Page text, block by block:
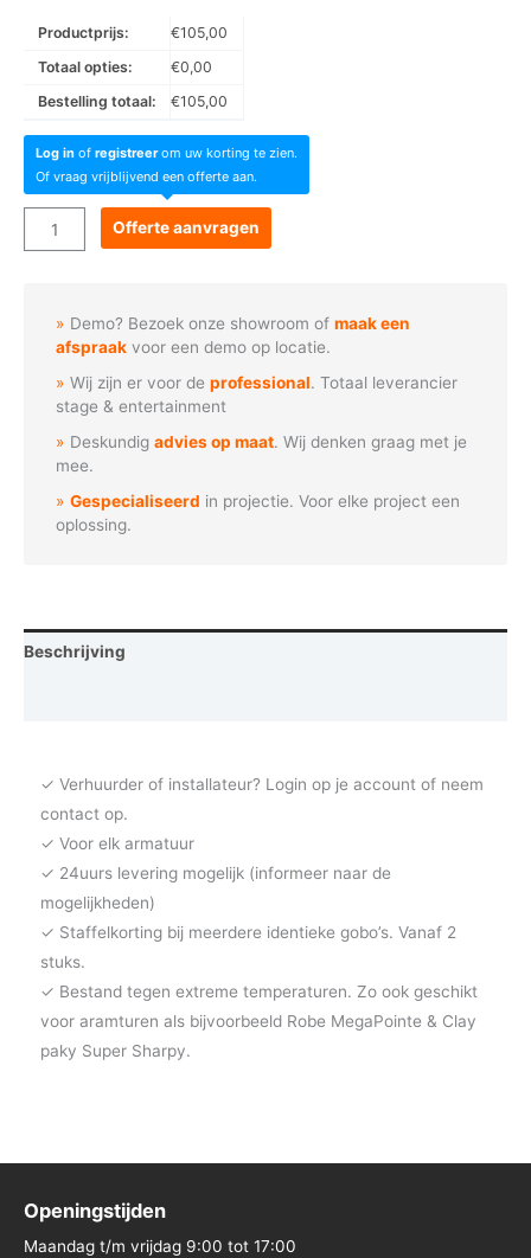
Productprijs: €105,00
Totaal opties:
€0,00
Bestelling totaal:
€105,00
Log in of registreerom uw korting te zien.
Of vraag vrijblijvend een offerte aan.
Goboservice
-
aantal
Offerte aanvragen
Demo? Bezoek onze showroom ofmaak een
afspraak voor een demo op locatie.
Wij zijn er voor deprofessional. Totaal leverancier
stage & entertainment
Deskundigadvies op maat. Wij denken graag met je
mee.
Gespecialiseerd in projectie. Voor elke project een
oplossing.
Beschrijving
✓ Verhuurder of installateur? Login op je account of neem
contact op.
✓ Voor elk armatuur
✓ 24uurs levering mogelijk (informeer naar de
mogelijkheden)
✓ Staffelkorting bij meerdere identieke gobo’s. Vanaf 2
stuks.
✓ Bestand tegen extreme temperaturen. Zo ook geschikt
voor aramturen als bijvoorbeeld Robe MegaPointe & Clay
paky Super Sharpy.
Openingstijden
Maandag t/m vrijdag 9:00 tot 17:00